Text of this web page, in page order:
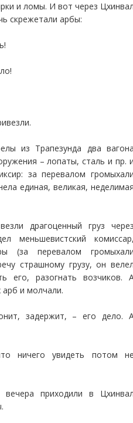
и ломы. И вот через
скрежетали арбы:
из Трапезунда два
– лопаты, сталь и пр.
за перевалом
единая, великая,
драгоценный груз
меньшевистский
(за перевалом
страшному грузу, он
его, разогнать возчиков.
арб и молчали.
задержит, – его дело.
ничего увидеть потом
приходили в